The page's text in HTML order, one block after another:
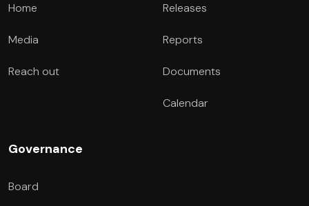
Home
Media
Reach out
Releases
Reports
Documents
Calendar
Governance
Board